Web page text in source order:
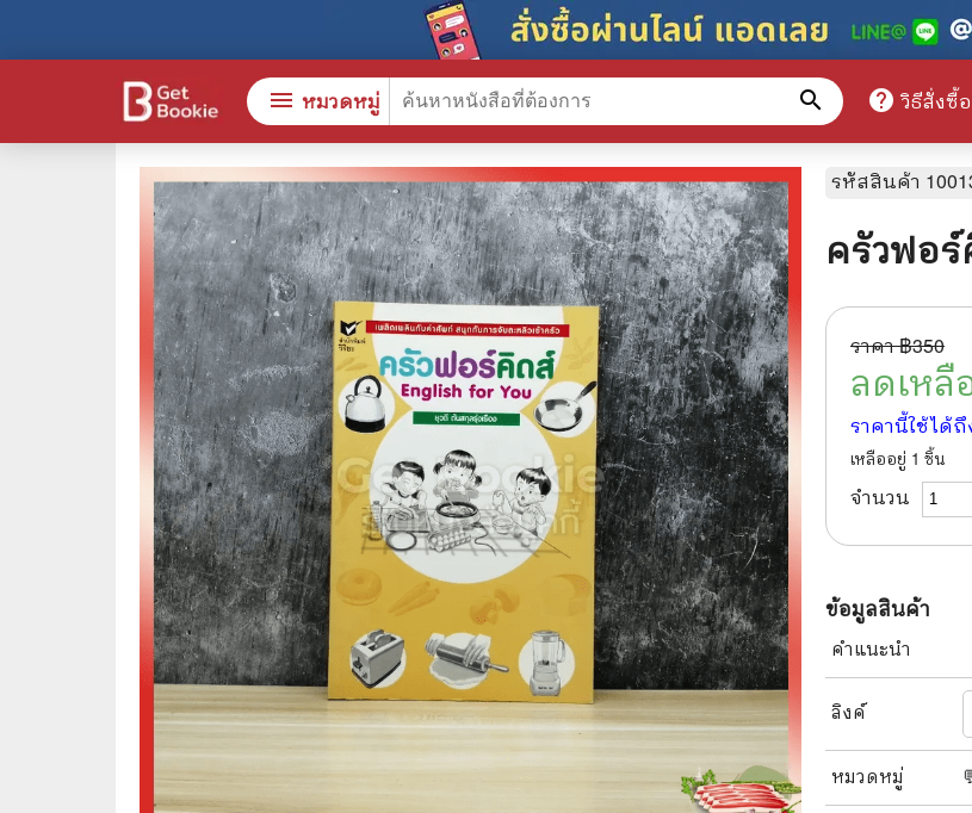
รหัสสินค้า
ครัวฟอร์
ราคา ฿350
ลดเหลื
ราคานี้ใช้ได้ถึ
เหลืออยู่ 1 ชิ้น
จำนวน
ข้อมูลสินค้า
คำแนะนำ
ลิงค์
หมวดหมู่
menu หมวดหมู่ search help วิธีสั่งซื้อ
หมวดหมู่สินค้า
หนังสือทั้งหมด
stars สินค้าใช้เฉพาะแต้มเท่านั้น
📚 หนังสือทั่วไป
😁 จิตวิทยา พัฒนาตนเอง
👔 ธุรกิจ เศรษฐศาสตร์
📜 ประวัติศาสตร์
👤 ประวัติบุคคล ประสบการณ์ชีวิต
🌠 โหราศาสตร์ การทำนาย
☸️ ธรรมะ ศาสนา ปรัชญา
🏙️ การเมือง สังคมศาสตร์
🪦 งานศพ อนุสรณ์ต่างๆ
🎓 การศึกษา
⚖️ กฎหมาย
💬 ภาษาศาสตร์
💉 การแพทย์
👮‍♀️ คู่มือเตรียมสอบราชการ
🏫 หนังสือเรียน
👩‍🏫 แนะแนวการศึกษา
การศึกษาและการสอน
😼 หนังสือการ์ตูน
📚 การ์ตูนชุด
📺 เรื่องย่อละครโ
นิตยสารดารารุ่นเก่า
แฟนคลับดารา
เรื่องย่อซีรี่ย์ต่างปร
🌍 ทั่วไปและวาไรตี้
🎨 ศิลปะและการ
🎸 ดนตรี
🩱 แฟชั่น
🔭 วิทยาศาสตร์
🕰️ ประวัติศาสตร์